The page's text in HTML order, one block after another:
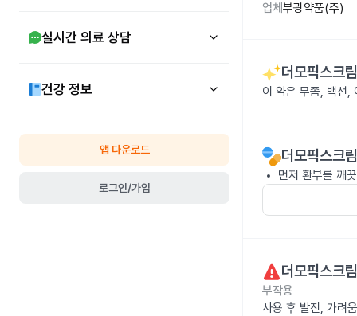
실시간 의료 상담
건강 정보
앱 다운로드
로그인/가입
업체 부광약품(주)
더모픽스크
이 약은 무좀, 백선,
더모픽스크
먼저 환부를 깨
더모픽스크
부작용
사용 후 발진, 가려